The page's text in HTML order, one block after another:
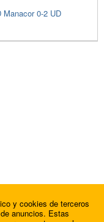
0-2 UD
y cookies de terceros
anuncios. Estas